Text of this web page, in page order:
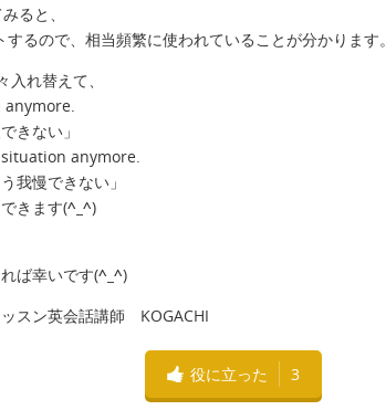
ると、
るので、相当頻繁に使われていることが分かります。
れ替えて、
きない」
anymore.
我慢できない」
きます(^_^)
ば幸いです(^_^)
スン英会話講師 KOGACHI
役に立った 3